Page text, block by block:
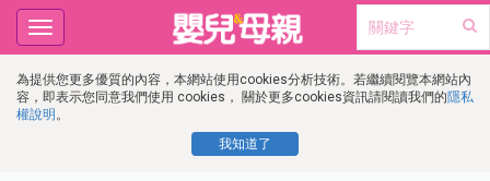
為提供您更多優質的內容，本網站使用cookies分析技術。若繼續閱覽本網站內
容，即表示您同意我們使用 cookies， 關於更多cookies資訊請閱讀我們的隱私
權說明 。
我知道了
Toggle
navigation